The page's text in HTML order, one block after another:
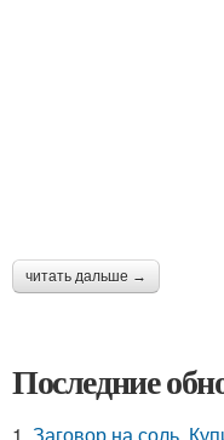
читать дальше →
Последние
1. Заговор на соль.